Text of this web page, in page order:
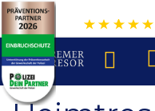
Direkt
zum
Inhalt